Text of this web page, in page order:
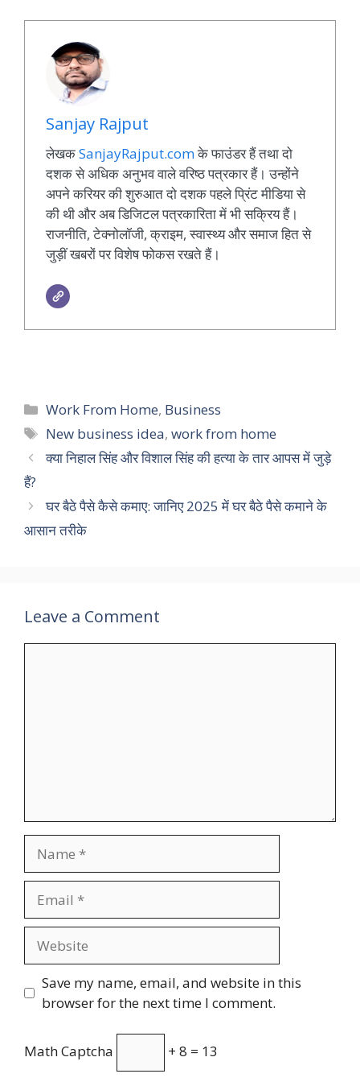
Sanjay Rajput
लेखकSanjayRajput.comके फाउंडर हैं तथा दो
दशक से अधिक अनुभव वाले वरिष्ठ पत्रकार हैं। उन्होंने
अपने करियर की शुरुआत दो दशक पहले प्रिंट मीडिया से
की थी और अब डिजिटल पत्रकारिता में भी सक्रिय हैं।
राजनीति, टेक्नोलॉजी, क्राइम, स्वास्थ्य और समाज हित से
जुड़ीं खबरों पर विशेष फोकस रखते हैं।
Categories
Work From Home, Business
Tags
New business idea,work from home
क्या निहाल सिंह और विशाल सिंह की हत्या के तार आपस में जुड़े
हैं?
घर बैठे पैसे कैसे कमाए: जानिए 2025 में घर बैठे पैसे कमाने के
आसान तरीके
Leave a Comment
Save my name, email, and website in this
browser for the next time I comment.
Math Captcha + 8 = 13